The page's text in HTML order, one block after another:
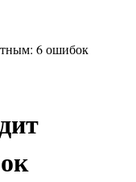
6 ошибок